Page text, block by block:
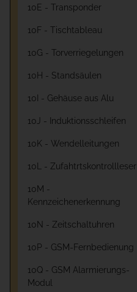
10E - Transponder
10F - Tischtableau
10G - Torverriegelungen
10H - Standsäulen
10I - Gehäuse aus Alu
10J - Induktionsschleifen
10K - Wendelleitungen
10L - Zufahtrtskontrollleser
10M -
Kennzeichenerkennung
10N - Zeitschaltuhren
10P - GSM-Fernbedienung
10Q - GSM Alarmierungs-
Modul